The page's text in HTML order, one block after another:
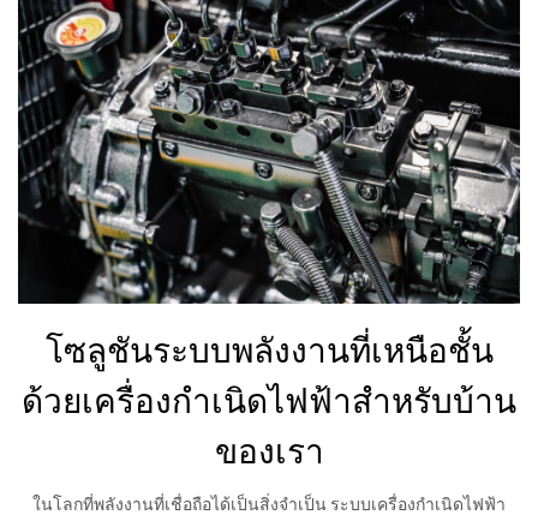
โซลูชันระบบพลังงานที่เหนือชั้น
ด้วยเครื่องกำเนิดไฟฟ้าสำหรับบ้าน
ของเรา
ในโลกที่พลังงานที่เชื่อถือได้เป็นสิ่งจำเป็น ระบบเครื่องกำเนิดไฟฟ้า